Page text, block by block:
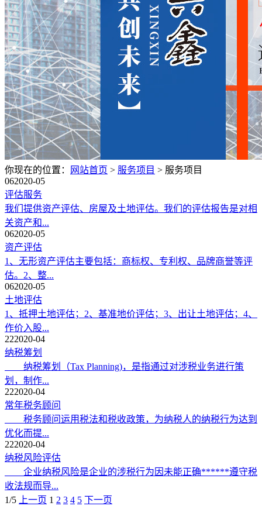
你现在的位置： 网站首页 > 服务项目 > 服务项目
062020-05
评估服务
我们提供资产评估、房屋及土地评估。我们的评估报告是对相
关资产和...
062020-05
资产评估
1、无形资产评估主要包括：商标权、专利权、品牌商誉等评
估。2、整...
062020-05
土地评估
1、抵押土地评估；2、基准地价评估；3、出让土地评估；4、
作价入股...
222020-04
纳税筹划
纳税筹划（Tax Planning)，是指通过对涉税业务进行策
划，制作...
222020-04
常年税务顾问
税务顾问运用税法和税收政策，为纳税人的纳税行为达到
优化而提...
222020-04
纳税风险评估
企业纳税风险是企业的涉税行为因未能正确******遵守税
收法规而导...
1/5
上一页 1 2 3 4 5 下一页